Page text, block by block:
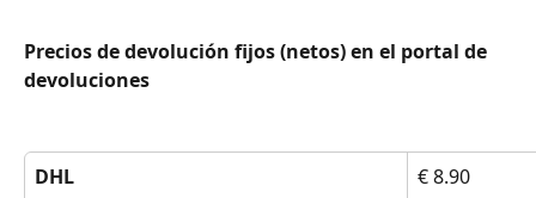
Precios de devolución fijos (netos) en el portal de
devoluciones
DHL
€ 8.90